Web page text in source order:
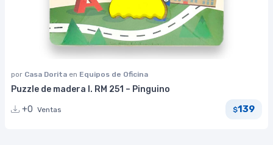
por Casa Dorita en Equipos de Oficina
Puzzle de madera I. RM 251 – Pinguino
+0 Ventas $139